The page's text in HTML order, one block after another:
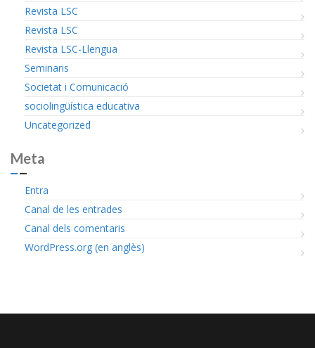
Revista LSC
Revista LSC
Revista LSC-Llengua
Seminaris
Societat i Comunicació
sociolingüística educativa
Uncategorized
Meta
Entra
Canal de les entrades
Canal dels comentaris
WordPress.org (en anglès)